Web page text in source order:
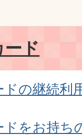
ド
の継続利
をお持ち